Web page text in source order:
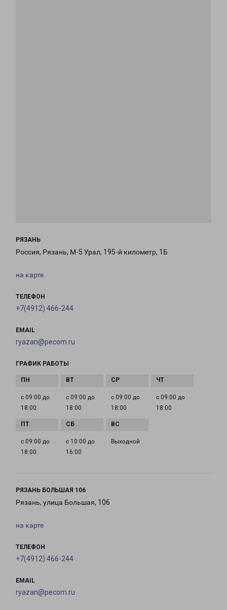
РЯЗАНЬ
Россия, Рязань, М-5 Урал, 195-й километр, 1Б
на карте
ТЕЛЕФОН
+7(4912) 466-244
EMAIL
ryazan@pecom.ru
ГРАФИК РАБОТЫ
с 09:00 до
18:00
с 09:00 до
18:00
с 09:00 до
18:00
с 09:00 до
18:00
с 09:00 до
18:00
с 10:00 до
16:00
Выходной
РЯЗАНЬ БОЛЬШАЯ 106
Рязань, улица Большая, 106
на карте
ТЕЛЕФОН
+7(4912) 466-244
EMAIL
ryazan@pecom.ru